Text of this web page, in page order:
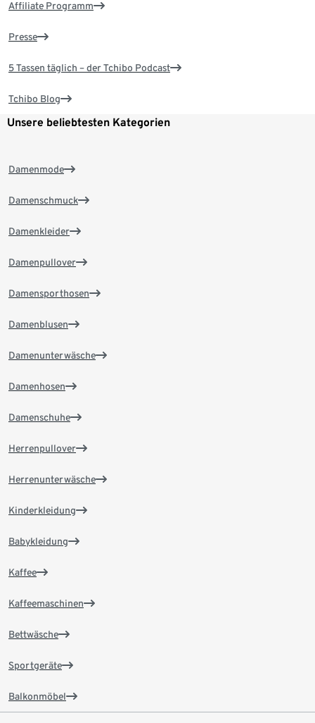
Affiliate Programm
Presse
5 Tassen täglich – der Tchibo Podcast
Tchibo Blog
Unsere beliebtesten Kategorien
Damenmode
Damenschmuck
Damenkleider
Damenpullover
Damensporthosen
Damenblusen
Damenunterwäsche
Damenhosen
Damenschuhe
Herrenpullover
Herrenunterwäsche
Kinderkleidung
Babykleidung
Kaffee
Kaffeemaschinen
Bettwäsche
Sportgeräte
Balkonmöbel